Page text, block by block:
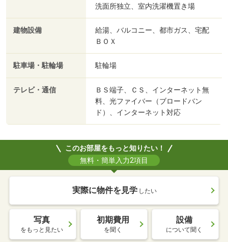
洗面所独立、室内洗濯機置き場
建物設備
給湯、バルコニー、都市ガス、宅配
ＢＯＸ
駐車場・駐輪場 駐輪場
テレビ・通信
ＢＳ端子、ＣＳ、インターネット無
料、光ファイバー（ブロードバン
ド）、インターネット対応
このお部屋をもっと知りたい！
無料・簡単入力2項目
実際に物件を見学 したい
写真
をもっと見たい
初期費用
を聞く
設備
について聞く